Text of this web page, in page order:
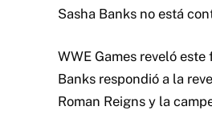
Sasha Banks no está
WWE Games reveló
Banks respondió a la
Roman Reigns y la